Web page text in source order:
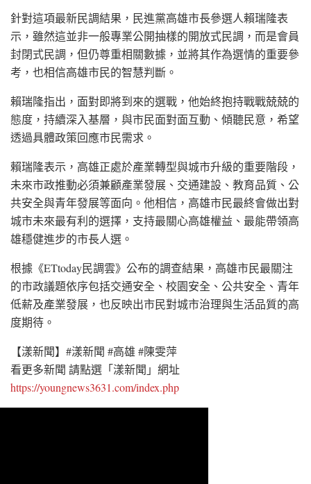
針對這項最新民調結果，民進黨高雄市長參選人賴瑞隆表
示，雖然這並非一般專業公開抽樣的開放式民調，而是會員
封閉式民調，但仍尊重相關數據，並將其作為選情的重要參
考，也相信高雄市民的智慧判斷。
賴瑞隆指出，面對即將到來的選戰，他始終抱持戰戰兢兢的
態度，持續深入基層，與市民面對面互動、傾聽民意，希望
透過具體政策回應市民需求。
賴瑞隆表示，高雄正處於產業轉型與城市升級的重要階段，
未來市政推動必須兼顧產業發展、交通建設、教育品質、公
共安全與青年發展等面向。他相信，高雄市民最終會做出對
城市未來最有利的選擇，支持最關心高雄權益、最能帶領高
雄穩健進步的市長人選。
根據《ETtoday民調雲》公布的調查結果，高雄市民最關注
的市政議題依序包括交通安全、校園安全、公共安全、青年
低薪及產業發展，也反映出市民對城市治理與生活品質的高
度期待。
【漾新聞】#漾新聞 #高雄 #陳雯萍
看更多新聞 請點選「漾新聞」網址
https://youngnews3631.com/index.php